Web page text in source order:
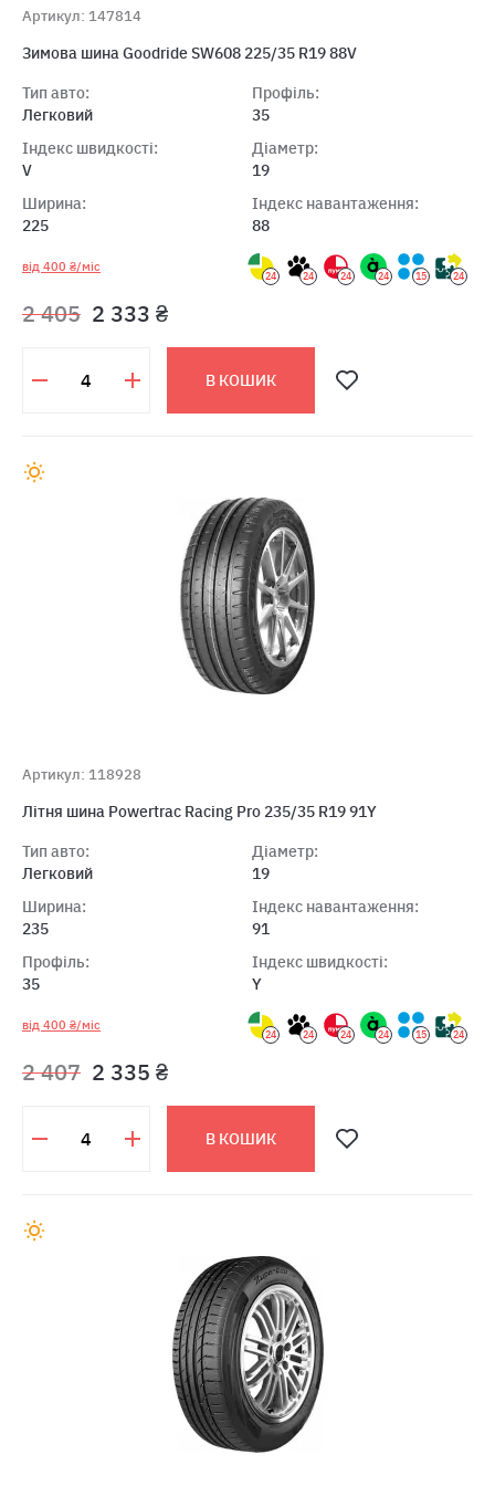
Артикул: 147814
Зимова шина Goodride SW608 225/35 R19 88V
Тип авто:
Легковий
Індекс швидкості:
V
Ширина:
225
Профіль:
35
Діаметр:
19
Індекс навантаження:
88
від 400 ₴/міс
24 24 24 24 15 24
2 405 2 333 ₴
В КОШИК
Артикул: 118928
Літня шина Powertrac Racing Pro 235/35 R19 91Y
Тип авто:
Легковий
Ширина:
235
Профіль:
35
Діаметр:
19
Індекс навантаження:
91
Індекс швидкості:
Y
від 400 ₴/міс
24 24 24 24 15 24
2 407 2 335 ₴
В КОШИК